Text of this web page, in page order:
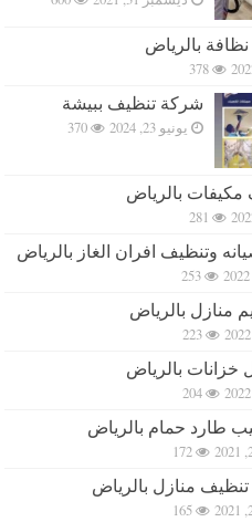
بالرياض
378
شركة تنظيف ببيشة
يونيو 23, 2024 370
مكيفات بالرياض
281
وتنظيف افران الغاز بالرياض
253
منازل بالرياض
223
بالرياض
204
طارد حمام بالرياض
172
منازل بالرياض
165